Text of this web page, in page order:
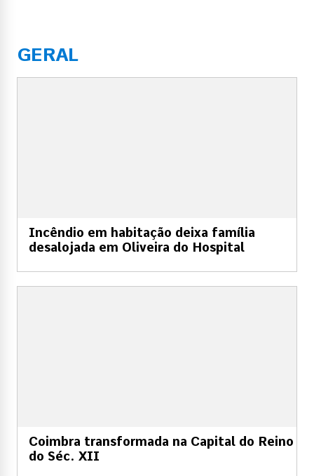
GERAL
Incêndio em habitação deixa família
desalojada em Oliveira do Hospital
Coimbra transformada na Capital do Reino
do Séc. XII